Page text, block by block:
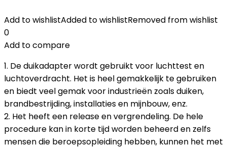
Add to wishlistAdded to wishlistRemoved from wishlist
0
Add to compare
1. De duikadapter wordt gebruikt voor luchttest en
luchtoverdracht. Het is heel gemakkelijk te gebruiken
en biedt veel gemak voor industrieën zoals duiken,
brandbestrijding, installaties en mijnbouw, enz.
2. Het heeft een release en vergrendeling. De hele
procedure kan in korte tijd worden beheerd en zelfs
mensen die beroepsopleiding hebben, kunnen het met